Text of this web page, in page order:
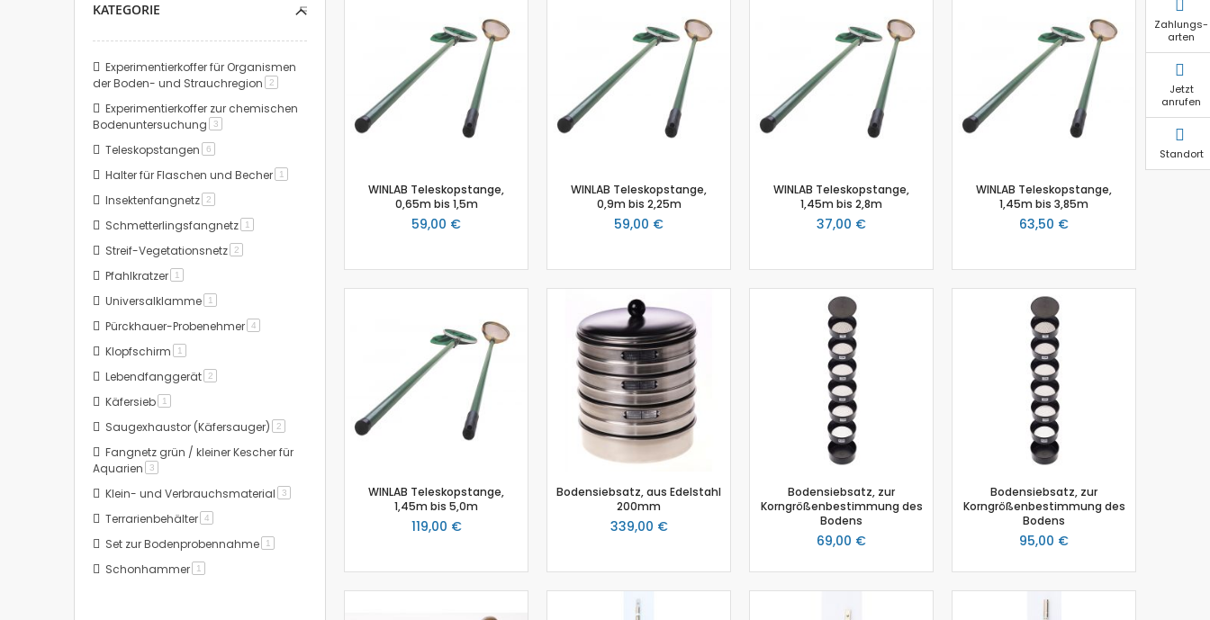
Atmungsgürtel
Beschleunigungssensor
Blutdrucksensor
CO2-Gas Sensor
Drucksensor
Feuchtigkeitssensor
Herzfrequenz
O2 Sensor für gelösten Sauerstoff
Photometer
pH-Sensor
pH - Elektrodenverstärker
Salzgehalt
Spirometer
Thermoelement-Sensor
Temperatursensor
Tropfenzähler
WINLAB Teleskopstange,
0,65m bis 1,5m
59,00 €
WINLAB Teleskopstange,
0,9m bis 2,25m
59,00 €
WINLAB Teleskopstange,
1,45m bis 2,8m
37,00 €
WINLAB Teleskopstange,
1,45m bis 3,85m
63,50 €
WINLAB Teleskopstange,
1,45m bis 5,0m
119,00 €
Bodensiebsatz, aus Edelstahl
200mm
339,00 €
Bodensiebsatz, zur
Korngrößenbestimmung des
Bodens
69,00 €
Bodensiebsatz, zur
Korngrößenbestimmung des
Bodens
95,00 €
Zahlungs-
arten
Jetzt
anrufen
Standort
KATEGORIE
Experimentierkoffer für Organismen
der Boden- und Strauchregion
2Artikel
Experimentierkoffer zur chemischen
Bodenuntersuchung
3Artikel
Teleskopstangen 6Artikel
Halter für Flaschen und Becher 1
Insektenfangnetz 2Artikel
Schmetterlingsfangnetz 1
Streif-Vegetationsnetz 2Artikel
Pfahlkratzer 1
Universalklamme 1
Pürckhauer-Probenehmer 4
Klopfschirm 1
Lebendfanggerät 2Artikel
Käfersieb 1
Saugexhaustor (Käfersauger) 2Artikel
Fangnetz grün / kleiner Kescher für
Aquarien
3Artikel
Klein- und Verbrauchsmaterial 3Artikel
Terrarienbehälter 4
Set zur Bodenprobennahme 1
Schonhammer 1